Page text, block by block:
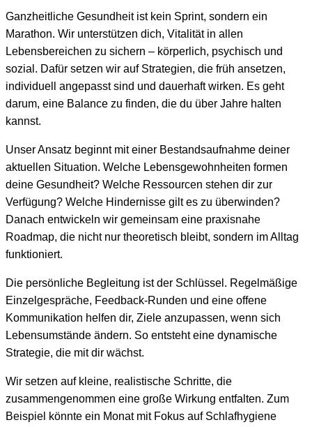
Ganzheitliche Gesundheit ist kein Sprint, sondern ein
Marathon. Wir unterstützen dich, Vitalität in allen
Lebensbereichen zu sichern – körperlich, psychisch und
sozial. Dafür setzen wir auf Strategien, die früh ansetzen,
individuell angepasst sind und dauerhaft wirken. Es geht
darum, eine Balance zu finden, die du über Jahre halten
kannst.
Unser Ansatz beginnt mit einer Bestandsaufnahme deiner
aktuellen Situation. Welche Lebensgewohnheiten formen
deine Gesundheit? Welche Ressourcen stehen dir zur
Verfügung? Welche Hindernisse gilt es zu überwinden?
Danach entwickeln wir gemeinsam eine praxisnahe
Roadmap, die nicht nur theoretisch bleibt, sondern im Alltag
funktioniert.
Die persönliche Begleitung ist der Schlüssel. Regelmäßige
Einzelgespräche, Feedback-Runden und eine offene
Kommunikation helfen dir, Ziele anzupassen, wenn sich
Lebensumstände ändern. So entsteht eine dynamische
Strategie, die mit dir wächst.
Wir setzen auf kleine, realistische Schritte, die
zusammengenommen eine große Wirkung entfalten. Zum
Beispiel könnte ein Monat mit Fokus auf Schlafhygiene